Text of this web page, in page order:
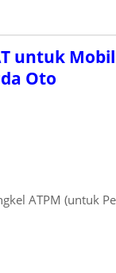
untuk
Oto
ATPM (untuk